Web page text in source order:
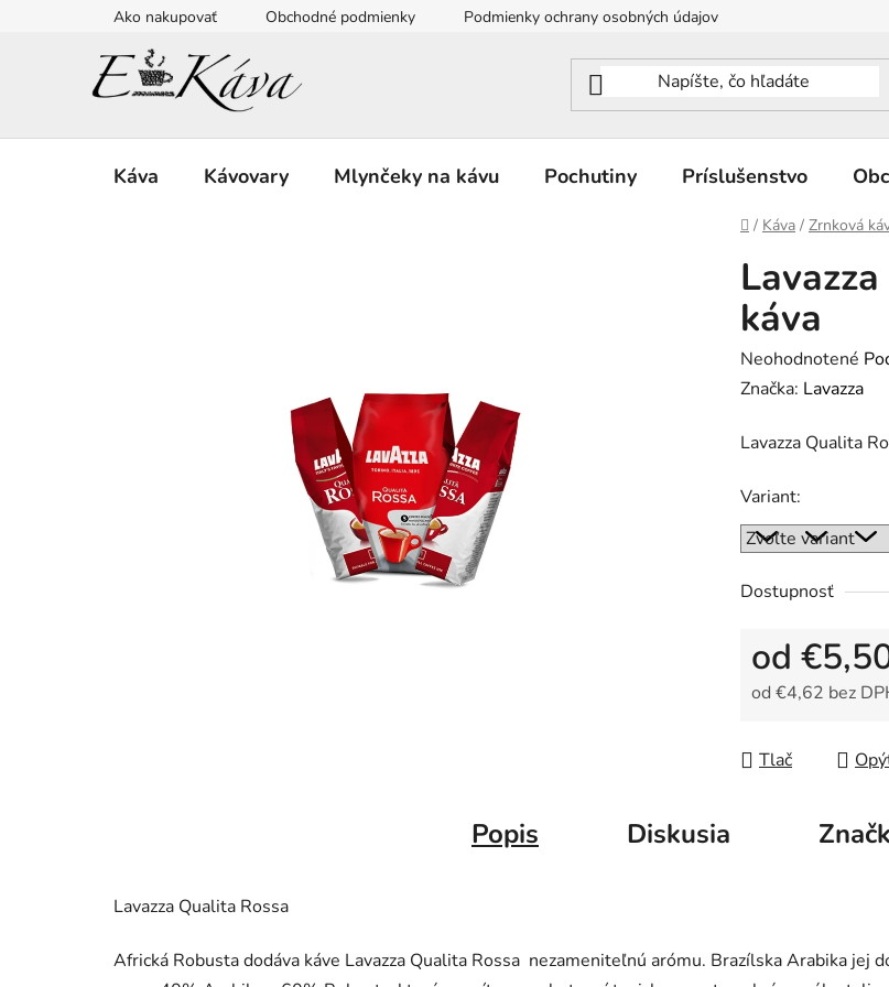
Ako nakupovať Obchodné podmienky Podmienky ochrany osobných údajov
Káva Kávovary Mlynčeky na kávu Pochutiny Príslušenstvo
Domov
/ Káva / Zrnková
káva
Priemerné
hodnotenie
je
z
5
Neohodnotené
Značka: Lavazza
Lavazza Qualita
Variant:
Dostupnosť
od
od €4,62 bez
Tlač
Popis Diskusia
Lavazza Qualita Rossa
Africká Robusta dodáva káve Lavazza Qualita Rossa nezameniteľnú arómu. Brazílska Arabika jej